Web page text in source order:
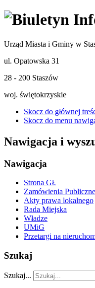
Urząd Miasta i Gminy w
ul. Opatowska 31
28 - 200 Staszów
woj. świętokrzyskie
Skocz do głównej
Skocz do menu
Nawigacja i
Nawigacja
Strona Gł.
Zamówienia Publiczne
Akty prawa lokalnego
Rada Miejska
Władze
UMiG
Przetargi na
Szukaj
Szukaj...